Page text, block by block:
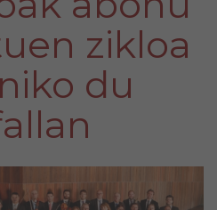
zikloa
du